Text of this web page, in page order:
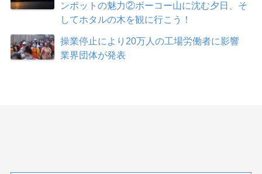
ンポットの魅力②ボーコー山に沈む夕日、そ
してホタルの木を観に行こう！
操業停止により20万人の工場労働者に影響
業界団体が発表